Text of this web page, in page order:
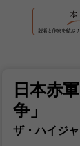
日本赤
争」
ザ・ハイジ